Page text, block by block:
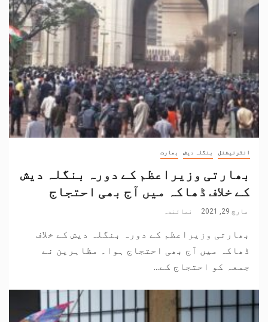
انٹرنیشنل بنگلہ دیش بھارت
بھارتی وزیراعظم کے دورہ بنگلہ دیش
کے خلاف ڈھاکہ میں آج بھی احتجاج
مارچ 29, 2021 نمائندہ
بھارتی وزیراعظم کے دورہ بنگلہ دیش کے خلاف
ڈھاکہ میں آج بھی احتجاج ہوا۔ مظاہرین نے
جمعہ کو احتجاج کے...